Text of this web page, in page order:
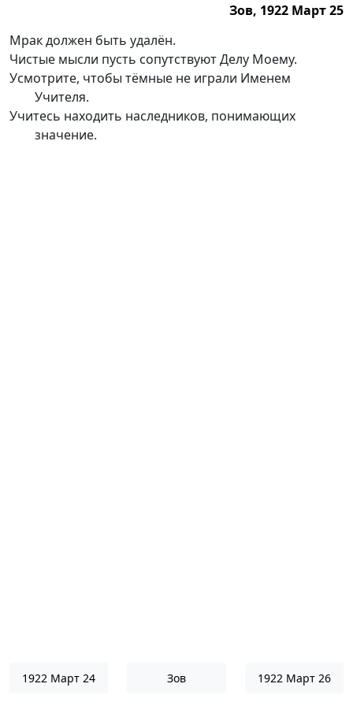
Зов, 1922 Март 25
Зов, 1922 Март 25
Мрак должен быть удалён.
Чистые мысли пусть сопутствуют Делу Моему.
Усмотрите, чтобы тёмные не играли Именем
Учителя.
Учитесь находить наследников, понимающих
значение.
1922 Март 24 Зов 1922 Март 26